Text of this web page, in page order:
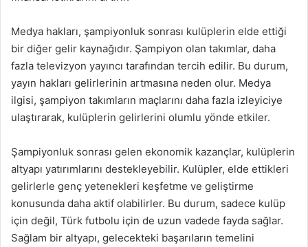
Medya hakları, şampiyonluk sonrası kulüplerin elde ettiği
bir diğer gelir kaynağıdır. Şampiyon olan takımlar, daha
fazla televizyon yayıncı tarafından tercih edilir. Bu durum,
yayın hakları gelirlerinin artmasına neden olur. Medya
ilgisi, şampiyon takımların maçlarını daha fazla izleyiciye
ulaştırarak, kulüplerin gelirlerini olumlu yönde etkiler.
Şampiyonluk sonrası gelen ekonomik kazançlar, kulüplerin
altyapı yatırımlarını destekleyebilir. Kulüpler, elde ettikleri
gelirlerle genç yetenekleri keşfetme ve geliştirme
konusunda daha aktif olabilirler. Bu durum, sadece kulüp
için değil, Türk futbolu için de uzun vadede fayda sağlar.
Sağlam bir altyapı, gelecekteki başarıların temelini